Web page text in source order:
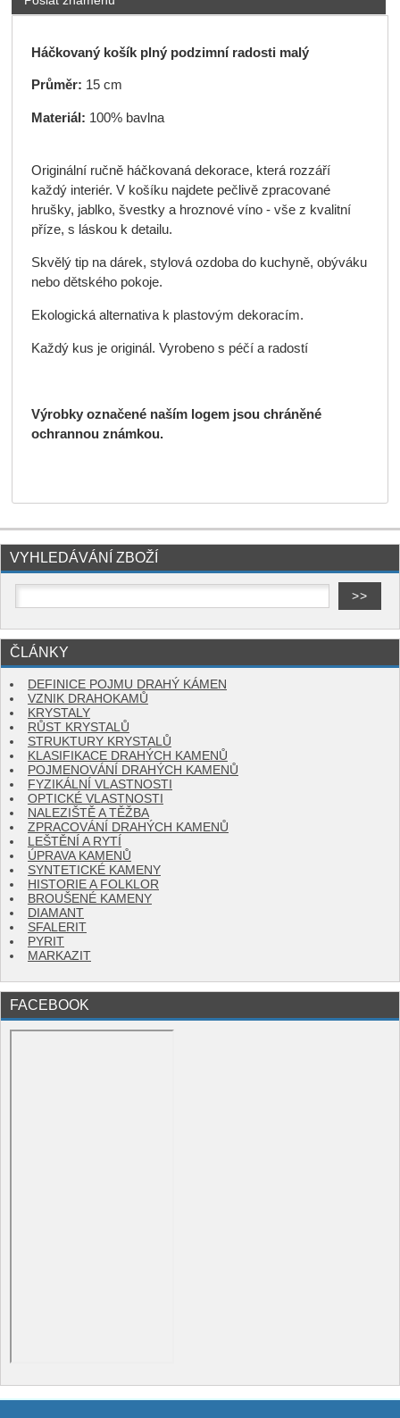
Háčkovaný košík plný podzimní radosti malý
Průměr: 15 cm
Materiál: 100% bavlna
Originální ručně háčkovaná dekorace, která rozzáří
každý interiér. V košíku najdete pečlivě zpracované
hrušky, jablko, švestky a hroznové víno - vše z kvalitní
příze, s láskou k detailu.
Skvělý tip na dárek, stylová ozdoba do kuchyně, obýváku
nebo dětského pokoje.
Ekologická alternativa k plastovým dekoracím.
Každý kus je originál. Vyrobeno s péčí a radostí
Výrobky označené naším logem jsou chráněné
ochrannou známkou.
VYHLEDÁVÁNÍ ZBOŽÍ
ČLÁNKY
DEFINICE POJMU DRAHÝ KÁMEN
VZNIK DRAHOKAMŮ
KRYSTALY
RŮST KRYSTALŮ
STRUKTURY KRYSTALŮ
KLASIFIKACE DRAHÝCH KAMENŮ
POJMENOVÁNÍ DRAHÝCH KAMENŮ
FYZIKÁLNÍ VLASTNOSTI
OPTICKÉ VLASTNOSTI
NALEZIŠTĚ A TĚŽBA
ZPRACOVÁNÍ DRAHÝCH KAMENŮ
LEŠTĚNÍ A RYTÍ
ÚPRAVA KAMENŮ
SYNTETICKÉ KAMENY
HISTORIE A FOLKLOR
BROUŠENÉ KAMENY
DIAMANT
SFALERIT
PYRIT
MARKAZIT
FACEBOOK